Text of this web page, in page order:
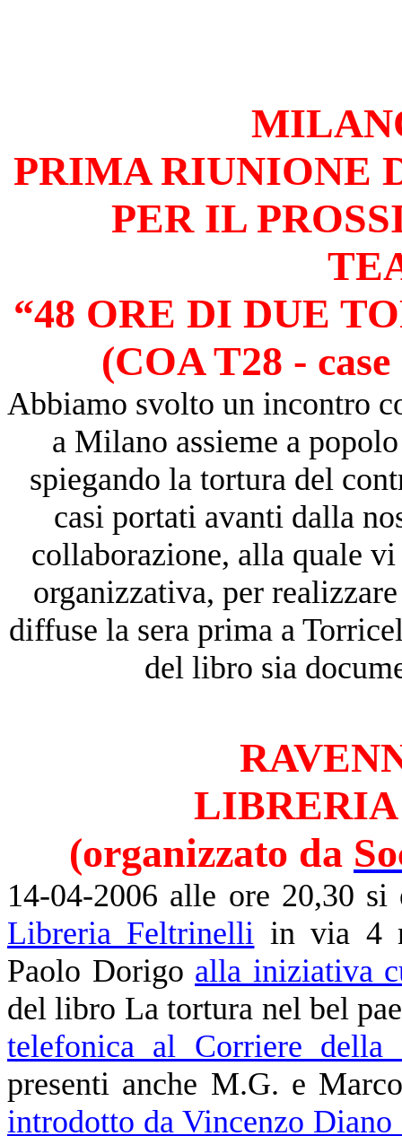
PRIMA RIUNIONE
PER IL
“48 ORE DI DUE
(COA T28 -
Abbiamo svolto un incontro
a Milano assieme a
spiegando la tortura del
casi portati avanti dalla
collaborazione, alla quale vi
organizzativa, per
diffuse la sera prima a
del libro sia
(organizzato da
14-04-2006 alle ore 20,30
Libreria Feltrinelli in via 4
Paolo Dorigo alla iniziativa
del libro La tortura nel bel
telefonica al Corriere
presenti anche M.G. e
introdotto da Vincenzo Diano